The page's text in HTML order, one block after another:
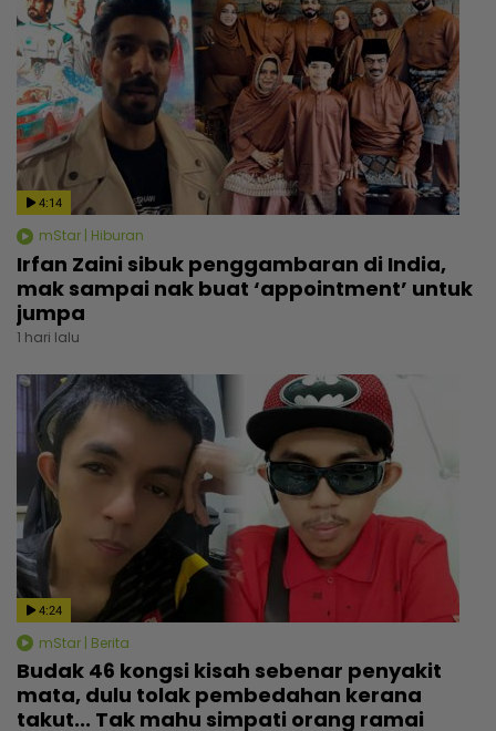
4:14
mStar | Hiburan
Irfan Zaini sibuk penggambaran di India,
mak sampai nak buat ‘appointment’ untuk
jumpa
1 hari lalu
4:24
mStar | Berita
Budak 46 kongsi kisah sebenar penyakit
mata, dulu tolak pembedahan kerana
takut... Tak mahu simpati orang ramai